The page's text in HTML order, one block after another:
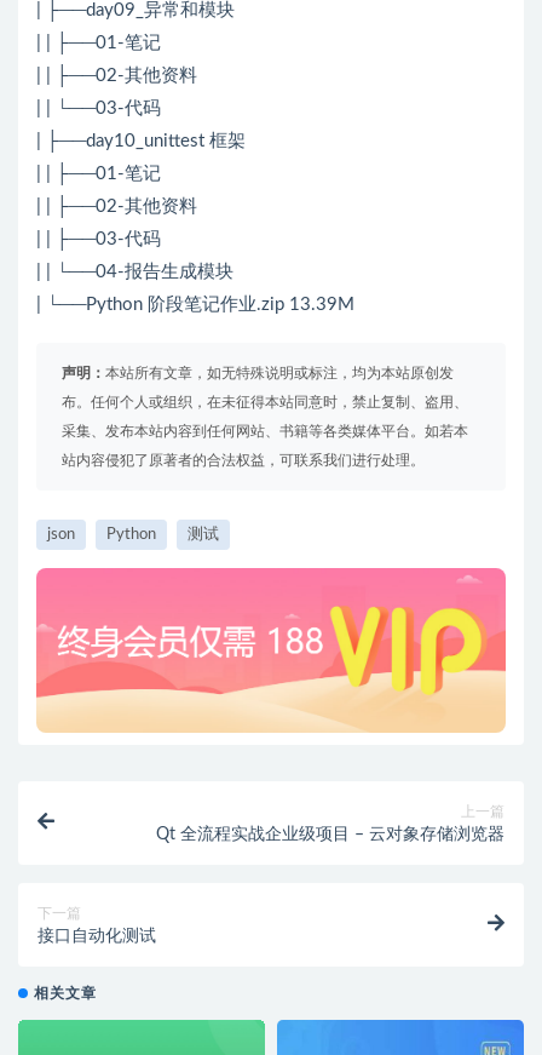
| ├──day09_异常和模块
| | ├──01-笔记
| | ├──02-其他资料
| | └──03-代码
| ├──day10_unittest 框架
| | ├──01-笔记
| | ├──02-其他资料
| | ├──03-代码
| | └──04-报告生成模块
| └──Python 阶段笔记作业.zip 13.39M
声明： 本站所有文章，如无特殊说明或标注，均为本站原创发
布。任何个人或组织，在未征得本站同意时，禁止复制、盗用、
采集、发布本站内容到任何网站、书籍等各类媒体平台。如若本
站内容侵犯了原著者的合法权益，可联系我们进行处理。
json Python 测试
上一篇
Qt 全流程实战企业级项目 – 云对象存储浏览器
下一篇
接口自动化测试
相关文章